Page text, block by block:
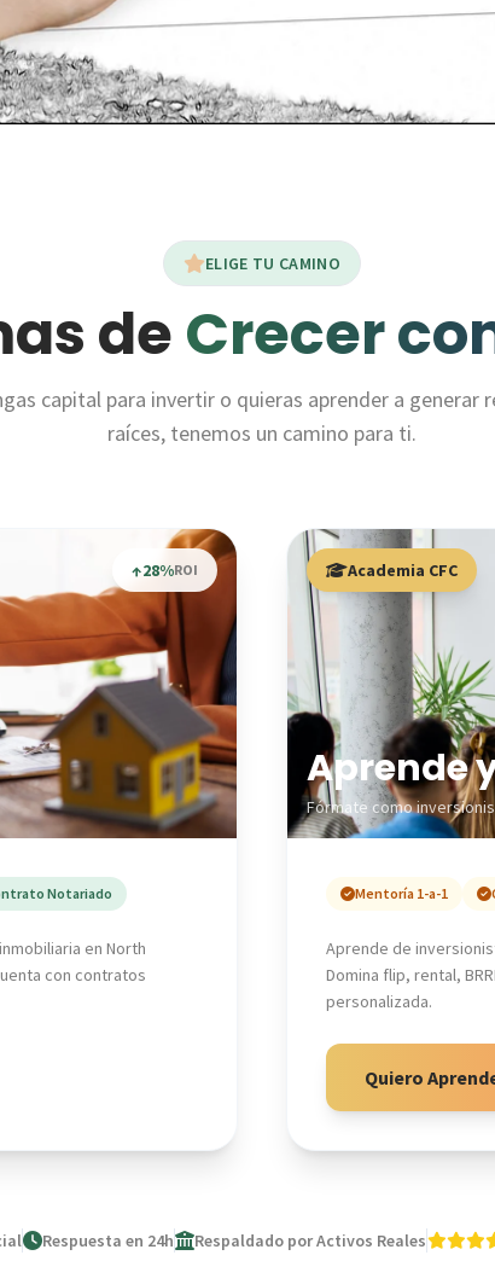
ELIGE TU CAMINO
deCrecer
capital para invertir o quieras aprender a generar
raíces, tenemos un camino para ti.
↑28%ROI
Notariado
en North
con contratos
Academia CFC
Aprende
Fórmate como
Mentoría 1-a-1
Aprende de
Domina flip, rental,
personalizada.
Quiero
Respuesta en 24h Respaldado por Activos Reales